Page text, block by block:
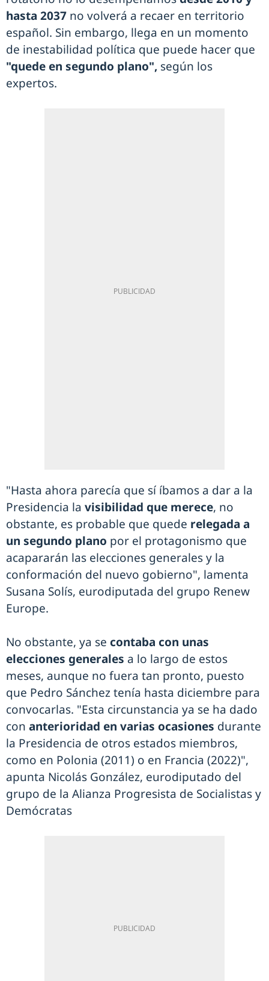
hasta 2037 no volverá a recaer en territorio
español. Sin embargo, llega en un momento
de inestabilidad política que puede hacer que
"quede en segundo plano", según los
expertos.
"Hasta ahora parecía que sí íbamos a dar a la
Presidencia la visibilidad que merece, no
obstante, es probable que quede relegada a
un segundo plano por el protagonismo que
acapararán las elecciones generales y la
conformación del nuevo gobierno", lamenta
Susana Solís, eurodiputada del grupo Renew
Europe.
No obstante, ya se contaba con unas
elecciones generales a lo largo de estos
meses, aunque no fuera tan pronto, puesto
que Pedro Sánchez tenía hasta diciembre para
convocarlas. "Esta circunstancia ya se ha dado
con anterioridad en varias ocasiones durante
la Presidencia de otros estados miembros,
como en Polonia (2011) o en Francia (2022)",
apunta Nicolás González, eurodiputado del
grupo de la Alianza Progresista de Socialistas y
Demócratas